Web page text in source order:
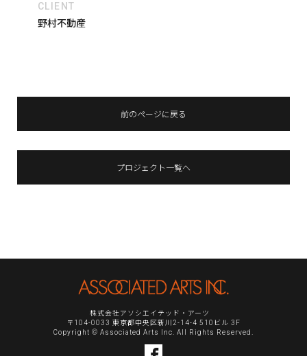
CLIENT
野村不動産
前のページに戻る
プロジェクト一覧へ
株式会社アソシエイテッド・アーツ
〒104-0033 東京都中央区新川2-14-4 510ビル 3F
Copyright © Associated Arts Inc. All Rights Reserved.